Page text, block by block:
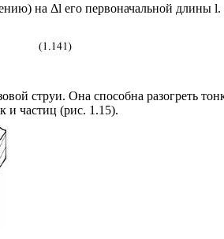
на Δl его первоначальной длины l.
струи. Она способна разогреть
и частиц (рис. 1.15).